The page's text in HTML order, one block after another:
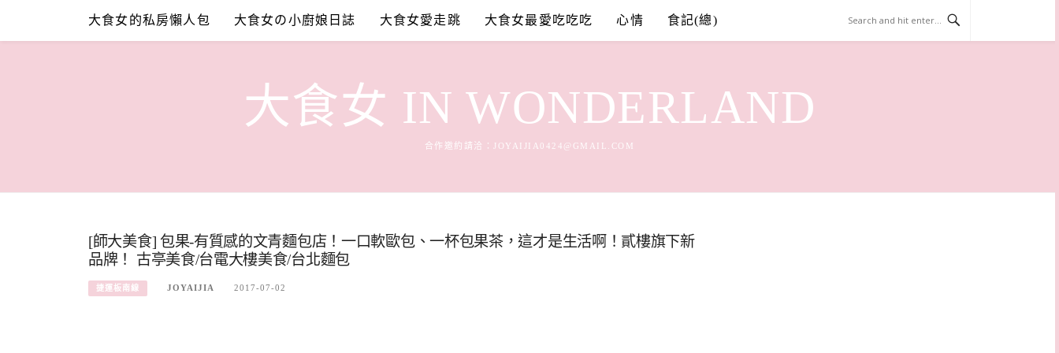
content
大食女的私房懶人包 大食女の小廚娘日誌 大食女愛走跳 大食女最愛吃吃吃 心情 食記(總)
大食女 IN WONDERLAND
合作邀約請洽： JOYAIJIA0424@GMAIL.COM
[師大美食] 包果-有質感的文青麵包店！一口軟歐包、一杯包果茶，這才是生活啊！貳樓旗下新
品牌！ 古亭美食/台電大樓美食/台北麵包
捷運板南線 JOYAIJIA 2017-07-02